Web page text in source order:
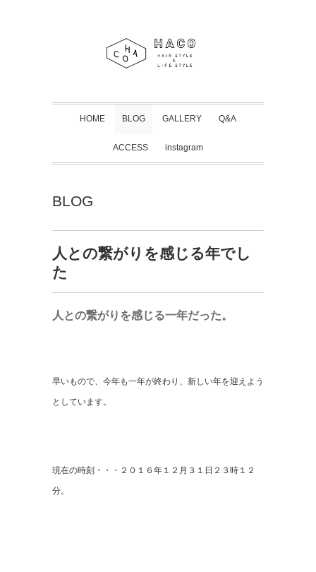
HOME BLOG GALLERY Q&A
ACCESS instagram
BLOG
人との繋がりを感じる年でし
た
人との繋がりを感じる一年だった。
早いもので、今年も一年が終わり、新しい年を迎えよう
としています。
現在の時刻・・・２０１６年１２月３１日２３時１２
分。